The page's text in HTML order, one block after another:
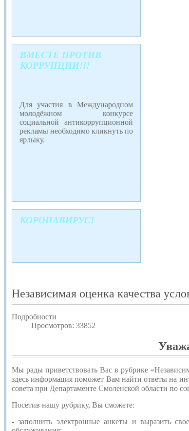
ВМЕСТЕ ПРОТИВ
КОРРУПЦИИ!!!
Для участия в Международном
молодёжном конкурсе
социальной антикоррупционной
рекламы необходимо кликнуть по
ярлыку.
КОРОНАВИРУС!
Независимая оценка качества
Подробности
Просмотров: 33852
Мы рады приветствовать Вас в рубрике
здесь информация поможет Вам найти ответы на
совета при Департаменте Смоленской области по
Посетив нашу рубрику, Вы сможете:
- заполнить электронные анкеты и выразить